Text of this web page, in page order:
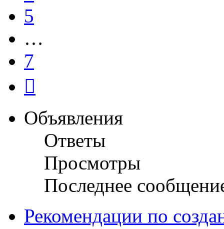
5
…
7
Объявления
Ответы
Просмотры
Последнее
Рекомендации по